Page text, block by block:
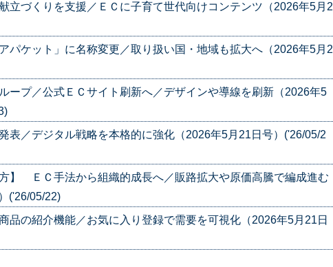
立づくりを支援／ＥＣに子育て世代向けコンテンツ（2026年5月2
パケット」に名称変更／取り扱い国・地域も拡大へ（2026年5月2
ープ／公式ＥＣサイト刷新へ／デザインや導線を刷新（2026年5
表／デジタル戦略を本格的に強化（2026年5月21日号）('26/05/2
方】 ＥＣ手法から組織的成長へ／販路拡大や原価高騰で編成進む
('26/05/22)
品の紹介機能／お気に入り登録で需要を可視化（2026年5月21日